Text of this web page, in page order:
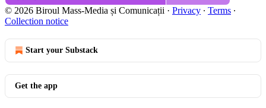
© 2026 Biroul Mass-Media și Comunicații · Privacy ∙ Terms ∙
Collection notice
Start your Substack
Get the app